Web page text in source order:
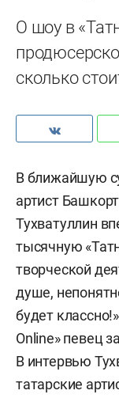
О шоу в
сколько
В ближайшую
артист
Тухватуллин
тысячную
творческой
душе,
будет
Online» певец
В интервью
татарские